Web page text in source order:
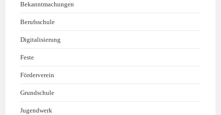
Bekanntmachungen
Berufsschule
Digitalisierung
Feste
Förderverein
Grundschule
Jugendwerk